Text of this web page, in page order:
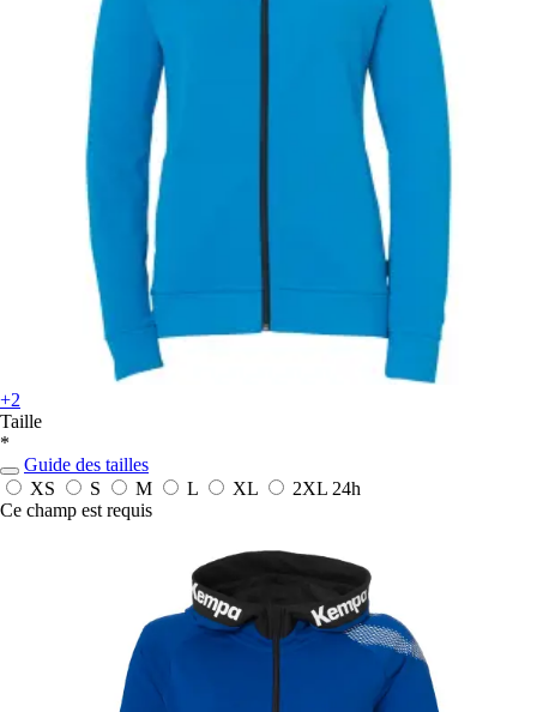
+2
Taille
*
Guide des tailles
XS
S M L XL 2XL 24h
Ce champ est requis